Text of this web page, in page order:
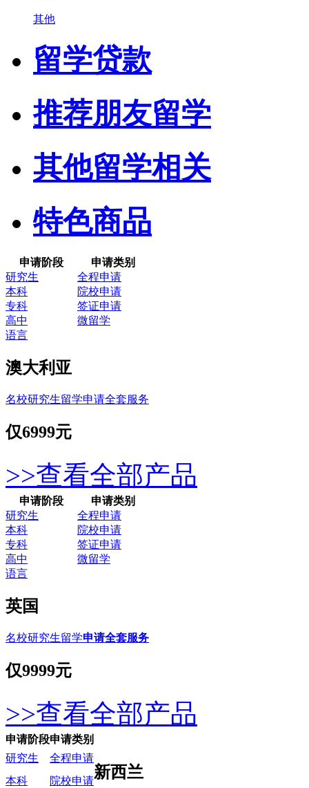
其他
留学贷款
推荐朋友留学
其他留学相关
特色商品
申请阶段
申请类别
研究生
全程申请
本科
院校申请
专科
签证申请
高中
微留学
语言
澳大利亚
名校研究生留学申请全套服务
仅6999元
>>查看全部产品
申请阶段
申请类别
研究生
全程申请
本科
院校申请
专科
签证申请
高中
微留学
语言
英国
名校研究生留学申请全套服务
仅9999元
>>查看全部产品
申请阶段申请类别
研究生
全程申请
新西兰
本科
院校申请